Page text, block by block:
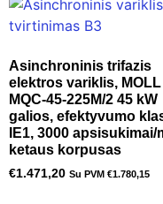
Asinchroninis trifazis
elektros variklis, MOLL
MQC-45-225M/2 45 kW
galios, efektyvumo
IE1, 3000 apsisukimai/
ketaus korpusas
€1.471,20 Su PVM €1.780,15